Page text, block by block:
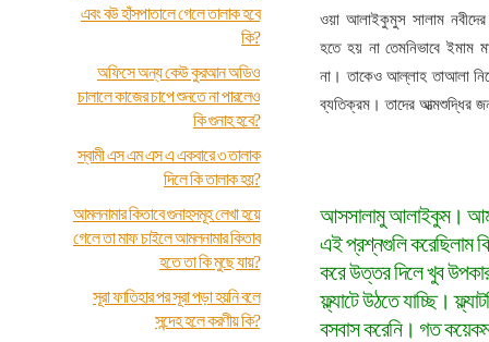
এবং বউ হাঁসপাতালে গেলে তালাক হবে
কি?
অফিসে অন্য কেউ কুরআন অডিও
চালালে কাজের চাপে শুনতে না পারলেও
কি গুনাহ হবে?
স্বামী এস এম এস এ একবারে ৩ তালাক
দিলে কি তালাক হয়?
আমলনামার কিতাবে গুনাহসমূহ লেখা হয়ে
গেলে তা মাফ চাইলে আমলনামার কিতাব
হতে তা কি মুছে যায়?
সূরা ফাতিহার পর সূরা পড়া হয়নি বলে
সন্দেহ হলে করণীয় কি?
ওয়া আলাইকুমুস সালাম নবীদের
হতে হয় না তেমনিভাবে ইমাম
না। তাকেও আল্লাহ তাআলা
ব্যতিক্রম। তাদের আত্মশুদ্ধির
আসসালামু আলাইকুম।
এই প্রশ্নগুলি করেছিলাম
করে উত্তর দিলে খুব
ফ্ল্যাটে উঠতে যাচ্ছি।
বসবাস করেনি। গত